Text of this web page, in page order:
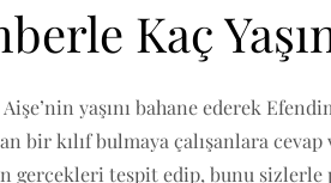
Kaç
yaşını bahane ederek
bir kılıf bulmaya çalışanlara cevap
gerçekleri tespit edip, bunu sizlerle